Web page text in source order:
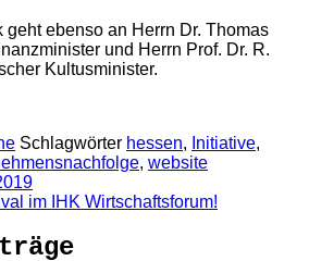
ebenso an Herrn Dr. Thomas
und Herrn Prof. Dr. R.
Kultusminister.
Schlagwörter hessen, Initiative,
, website
im IHK Wirtschaftsforum!